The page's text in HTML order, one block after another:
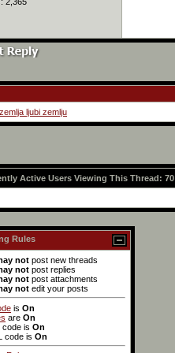
ljubi zemlju
Active Users Viewing This Thread: 70
Rules
not post new threads
not post replies
not post attachments
not edit your posts
is On
are On
code is On
code is On